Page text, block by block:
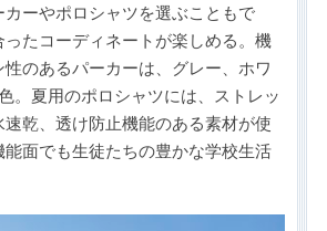
ーやポロシャツを選ぶこともで
ったコーディネートが楽しめる。機
のあるパーカーは、グレー、ホワ
。夏用のポロシャツには、ストレッ
乾、透け防止機能のある素材が使
面でも生徒たちの豊かな学校生活